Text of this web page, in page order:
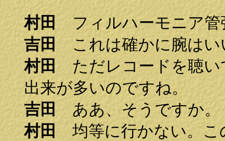
村田
フィルハーモニア管
吉田
これは確かに腕はい
村田
ただレコードを聴い
出来が多いのですね。
吉田
ああ、そうですか。
村田
均等に行かない。こ